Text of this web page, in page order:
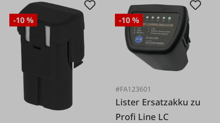
-10 % -10 %
#FA123601
Lister Ersatzakku zu
Profi Line LC